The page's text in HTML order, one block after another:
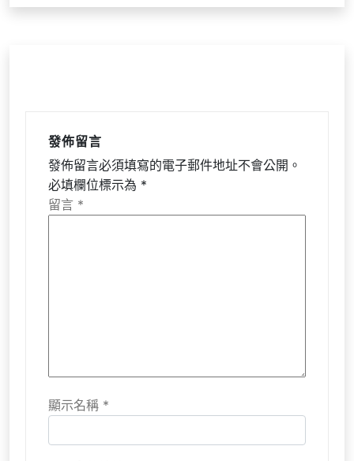
發佈留言
發佈留言必須填寫的電子郵件地址不會公開。
必填欄位標示為 *
留言 *
顯示名稱 *